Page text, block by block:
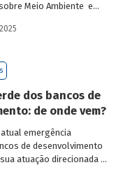
Meio Ambiente e
on
de Janeiro, em 1992, e
Rio-92 ou Cúpula da
políticos, diplomatas,
e organizações da
discutiram o impacto das
para o meio
principal resultado, os
reconheceram os
dos bancos de
de onde vem?
emergência
de desenvolvimento
atuação direcionada à